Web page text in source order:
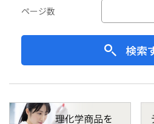
ページ数
検索